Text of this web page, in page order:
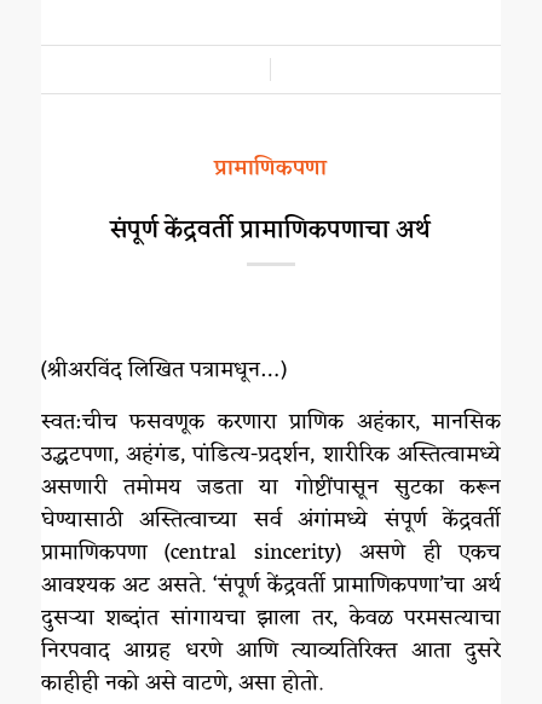
प्रामाणिकपणा
संपूर्ण केंद्रवर्ती प्रामाणिकपणाचा अर्थ
(श्रीअरविंद लिखित पत्रामधून…)
स्वत:चीच फसवणूक करणारा प्राणिक अहंकार, मानसिक
उद्धटपणा, अहंगंड, पांडित्य-प्रदर्शन, शारीरिक अस्तित्वामध्ये
असणारी तमोमय जडता या गोष्टींपासून सुटका करून
घेण्यासाठी अस्तित्वाच्या सर्व अंगांमध्ये संपूर्ण केंद्रवर्ती
प्रामाणिकपणा (central sincerity) असणे ही एकच
आवश्यक अट असते. ‘संपूर्ण केंद्रवर्ती प्रामाणिकपणा’चा अर्थ
दुसऱ्या शब्दांत सांगायचा झाला तर, केवळ परमसत्या‌चा
निरपवाद आग्रह धरणे आणि त्याव्यतिरिक्त आता दुसरे
काहीही नको असे वाटणे, असा होतो.